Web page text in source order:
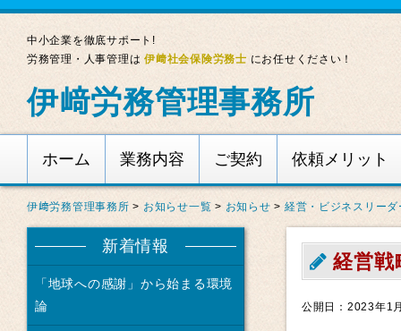
中小企業を徹底サポート!
労務管理・人事管理は伊﨑社会保険労務士 にお任せください！
伊﨑労務管理事務所
ホーム 業務内容 ご契約 依頼メリット
伊﨑労務管理事務所 > お知らせ一覧 > お知らせ > 経営・ビジネスリーダ
経営戦
公開日：2023年1
新着情報
「地球への感謝」から始まる環境
論